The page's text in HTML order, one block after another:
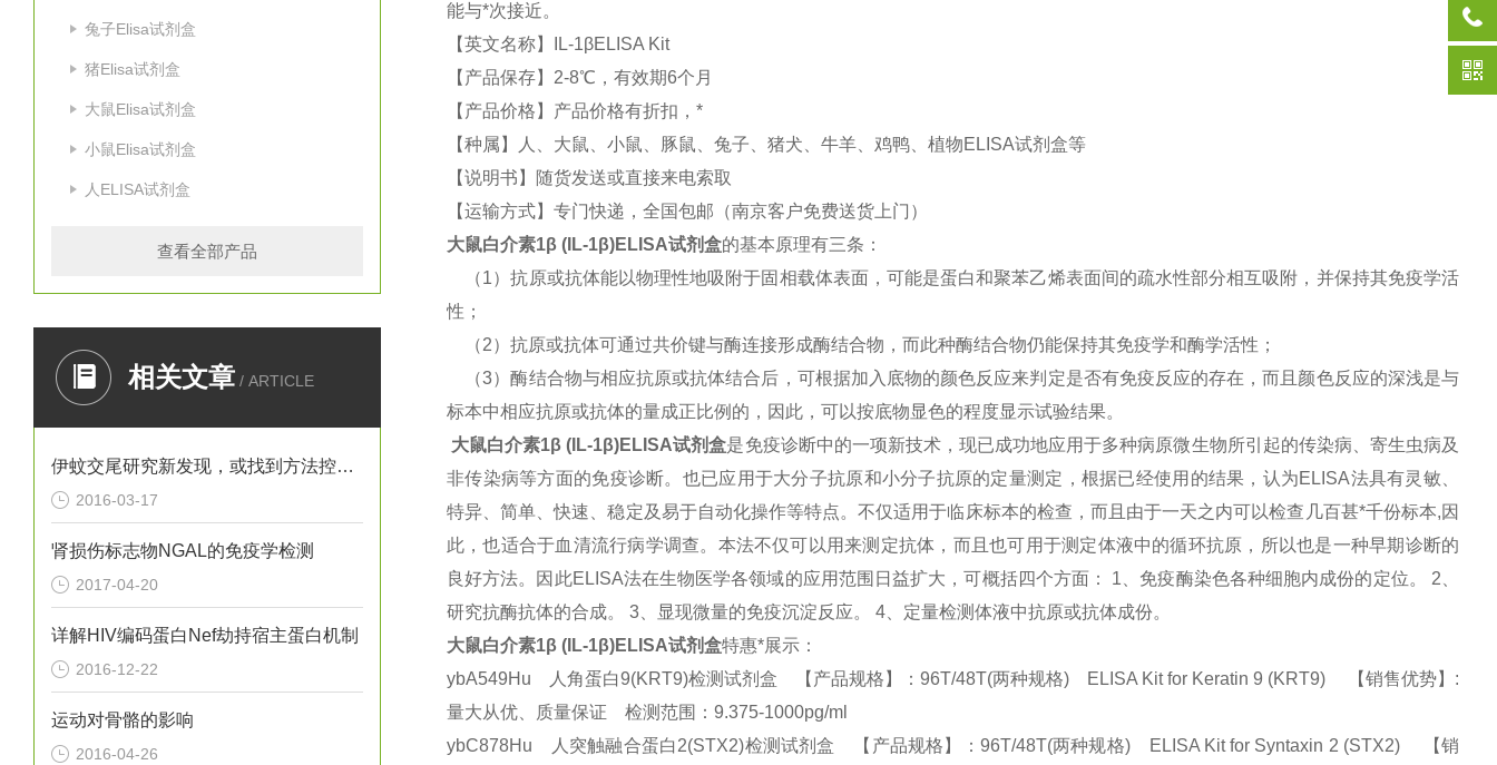
兔子Elisa试剂盒
猪Elisa试剂盒
大鼠Elisa试剂盒
小鼠Elisa试剂盒
人ELISA试剂盒
查看全部产品
相关文章 / ARTICLE
伊蚊交尾研究新发现，或找到方法控制寨卡病毒
2016-03-17
肾损伤标志物NGAL的免疫学检测
2017-04-20
详解HIV编码蛋白Nef劫持宿主蛋白机制
2016-12-22
运动对骨骼的影响
2016-04-26
能与*次接近。
【英文名称】
IL-1βELISA Kit
【产品保存】 2-8℃，有效期6个月
【产品价格】产品价格有折扣，*
【种属】人、大鼠、小鼠、豚鼠、兔子、猪犬、牛羊、鸡鸭、植物ELISA试剂盒等
【说明书】随货发送或直接来电索取
【运输方式】专门快递，全国包邮（南京客户免费送货上门）
大鼠白介素1β (IL-1β)ELISA试剂盒的基本原理有三条：
（1）抗原或抗体能以物理性地吸附于固相载体表面，可能是蛋白和聚苯乙烯表面间的疏水性部分相互吸附，并保持其免疫学活
性；
（2）抗原或抗体可通过共价键与酶连接形成酶结合物，而此种酶结合物仍能保持其免疫学和酶学活性；
（3）酶结合物与相应抗原或抗体结合后，可根据加入底物的颜色反应来判定是否有免疫反应的存在，而且颜色反应的深浅是与
标本中相应抗原或抗体的量成正比例的，因此，可以按底物显色的程度显示试验结果。
大鼠白介素1β (IL-1β)ELISA试剂盒是免疫诊断中的一项新技术，现已成功地应用于多种病原微生物所引起的传染病、寄生虫病及
非传染病等方面的免疫诊断。也已应用于大分子抗原和小分子抗原的定量测定，根据已经使用的结果，认为ELISA法具有灵敏、
特异、简单、快速、稳定及易于自动化操作等特点。不仅适用于临床标本的检查，而且由于一天之内可以检查几百甚*千份标本,因
此，也适合于血清流行病学调查。本法不仅可以用来测定抗体，而且也可用于测定体液中的循环抗原，所以也是一种早期诊断的
良好方法。因此ELISA法在生物医学各领域的应用范围日益扩大，可概括四个方面： 1 、免疫酶染色各种细胞内成份的定位。 2
研究抗酶抗体的合成。 3 、显现微量的免疫沉淀反应。 4 、定量检测体液中抗原或抗体成份。
大鼠白介素1β (IL-1β)ELISA试剂盒特惠*展示：
ybA549Hu 人角蛋白9(KRT9)检测试剂盒 【产品规格】：96T/48T(两种规格) ELISA Kit for Keratin 9 (KRT9) 【销售优势】:
量大从优、质量保证 检测范围：9.375-1000pg/ml
ybC878Hu 人突触融合蛋白2(STX2)检测试剂盒 【产品规格】：96T/48T(两种规格) ELISA Kit for Syntaxin 2 (STX2) 【销